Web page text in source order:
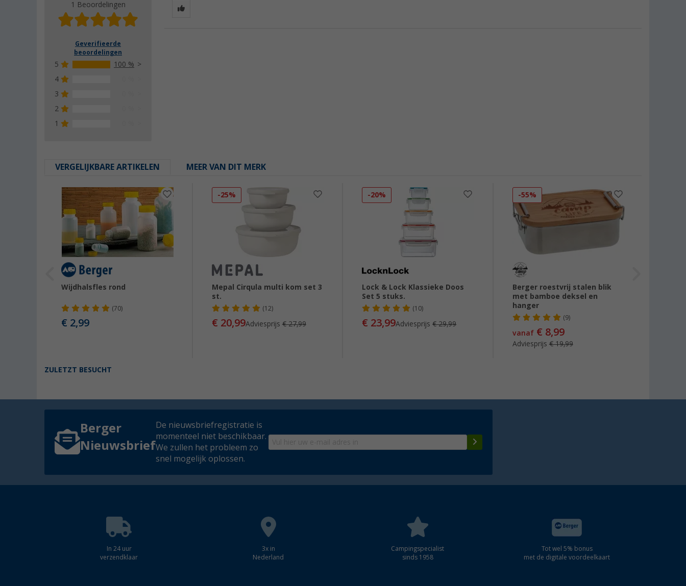
1 Beoordelingen
Geverifieerde
beoordelingen
5
100 %
4
3
2
1
VERGELIJKBARE ARTIKELEN MEER VAN DIT MERK
Wijdhalsfles rond
(70)
€ 2,99
-25%
Mepal Cirqula multi kom set 3
st.
(12)
€ 20,99Adviesprijs € 27,99
-20%
Lock & Lock Klassieke Doos
Set 5 stuks.
(10)
€ 23,99Adviesprijs€ 29,99
-55%
Berger roestvrij stalen blik
met bamboe deksel en
hanger
(9)
vanaf€ 8,99
Adviesprijs € 19,99
ZULETZT BESUCHT
Berger
Nieuwsbrief
De nieuwsbriefregistratie is
momenteel niet beschikbaar.
We zullen het probleem zo
snel mogelijk oplossen.
In 24 uur
verzendklaar
3x in
Nederland
Campingspecialist
sinds 1958
Tot wel 5% bonus
met de digitale voordeelkaart